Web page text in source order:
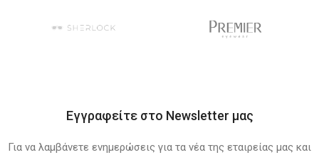
Εγγραφείτε στο Newsletter μας
Για να λαμβάνετε ενημερώσεις για τα νέα της εταιρείας μας και